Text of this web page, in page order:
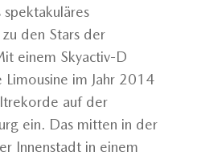
den Stars der
einem Skyactiv-D
im Jahr 2014
auf der
ein. Das mitten in der
Innenstadt in einem